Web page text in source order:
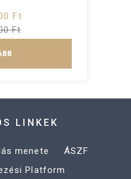
Ft
Ft
LINKEK
menete
ÁSZF
Platform